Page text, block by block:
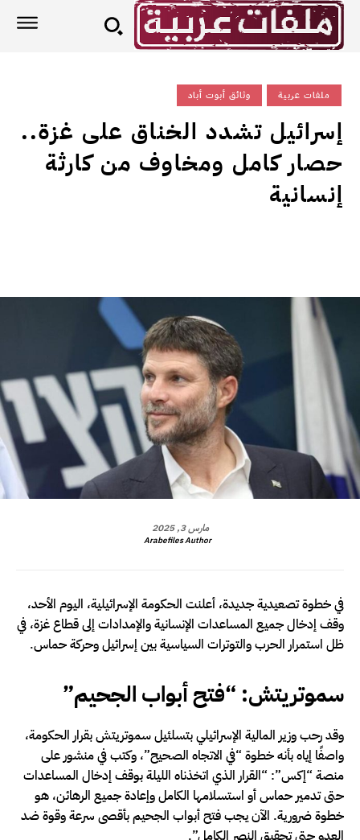
ملفات عربية وثائق أبوت أباد
إسرائيل تشدد الخناق على غزة..
حصار كامل ومخاوف من كارثة
إنسانية
مارس 3, 2025
Arabefiles Author
في خطوة تصعيدية جديدة، أعلنت الحكومة الإسرائيلية، اليوم الأحد،
وقف إدخال جميع المساعدات الإنسانية والإمدادات إلى قطاع غزة، في
ظل استمرار الحرب والتوترات السياسية بين إسرائيل وحركة حماس.
سموتريتش: “فتح أبواب الجحيم”
وقد رحب وزير المالية الإسرائيلي بتسلئيل سموتريتش بقرار الحكومة،
واصفًا إياه بأنه خطوة “في الاتجاه الصحيح”، وكتب في منشور على
منصة “إكس”: “القرار الذي اتخذناه الليلة بوقف إدخال المساعدات
حتى تدمير حماس أو استسلامها الكامل وإعادة جميع الرهائن، هو
خطوة ضرورية. الآن يجب فتح أبواب الجحيم بأقصى سرعة وقوة ضد